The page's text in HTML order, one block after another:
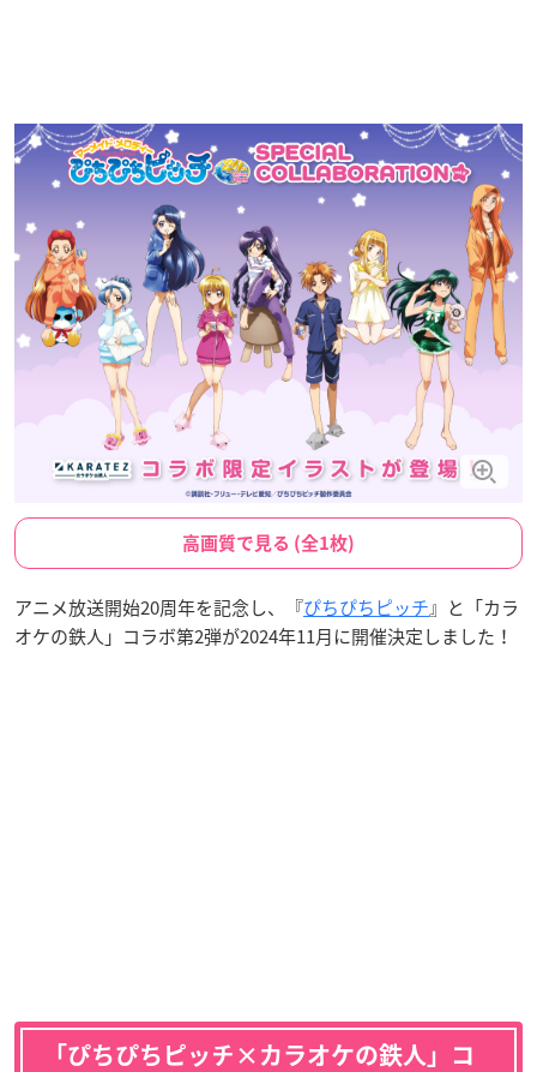
高画質で見る (全1枚)
アニメ放送開始20周年を記念し、『ぴちぴちピッチ』と「カラ
オケの鉄人」コラボ第2弾が2024年11月に開催決定しました！
「ぴちぴちピッチ×カラオケの鉄人」コ